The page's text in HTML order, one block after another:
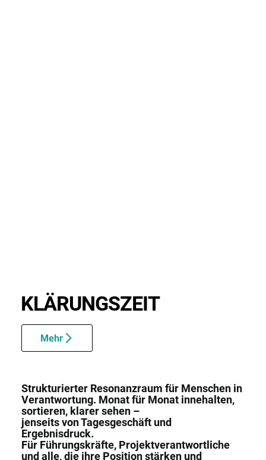
Strukturierter Resonanzraum für Menschen in
Verantwortung. Monat für Monat innehalten,
sortieren, klarer sehen –
jenseits von Tagesgeschäft und
Ergebnisdruck.
Für Führungskräfte, Projektverantwortliche
und alle, die ihre Position stärken und
KLÄRUNGS­ZEIT
Mehr